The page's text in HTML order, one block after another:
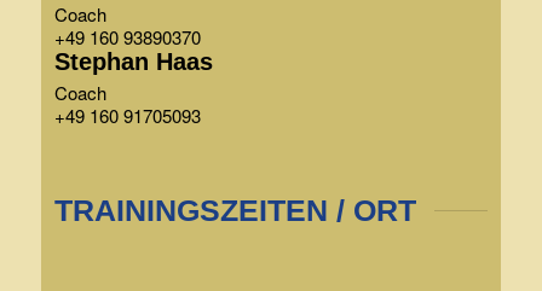
Coach
+49 160 93890370
Stephan Haas
Coach
+49 160 91705093
TRAININGSZEITEN / ORT